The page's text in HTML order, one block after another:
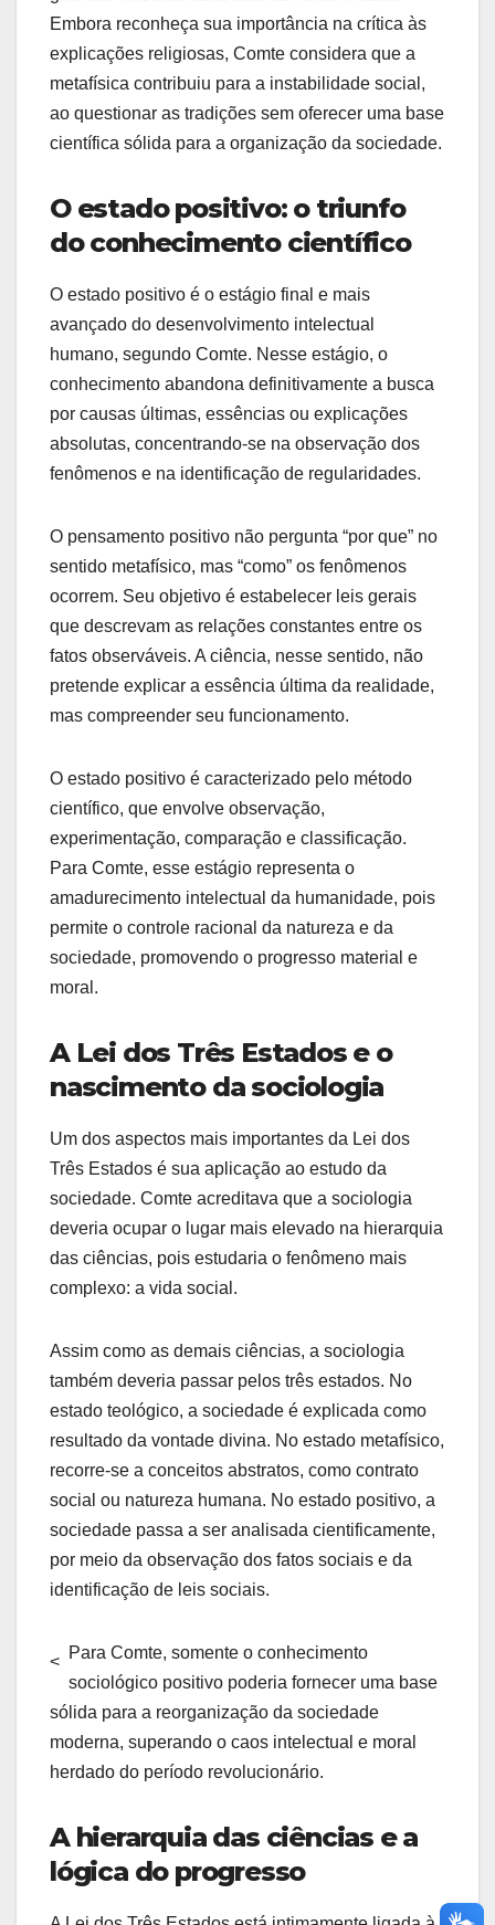
Embora reconheça sua importância na crítica às
explicações religiosas, Comte considera que a
metafísica contribuiu para a instabilidade social,
ao questionar as tradições sem oferecer uma base
científica sólida para a organização da sociedade.
O estado positivo: o triunfo
do conhecimento científico
O estado positivo é o estágio final e mais
avançado do desenvolvimento intelectual
humano, segundo Comte. Nesse estágio, o
conhecimento abandona definitivamente a busca
por causas últimas, essências ou explicações
absolutas, concentrando-se na observação dos
fenômenos e na identificação de regularidades.
O pensamento positivo não pergunta “por que” no
sentido metafísico, mas “como” os fenômenos
ocorrem. Seu objetivo é estabelecer leis gerais
que descrevam as relações constantes entre os
fatos observáveis. A ciência, nesse sentido, não
pretende explicar a essência última da realidade,
mas compreender seu funcionamento.
O estado positivo é caracterizado pelo método
científico, que envolve observação,
experimentação, comparação e classificação.
Para Comte, esse estágio representa o
amadurecimento intelectual da humanidade, pois
permite o controle racional da natureza e da
sociedade, promovendo o progresso material e
moral.
A Lei dos Três Estados e o
nascimento da sociologia
Um dos aspectos mais importantes da Lei dos
Três Estados é sua aplicação ao estudo da
sociedade. Comte acreditava que a sociologia
deveria ocupar o lugar mais elevado na hierarquia
das ciências, pois estudaria o fenômeno mais
complexo: a vida social.
Assim como as demais ciências, a sociologia
também deveria passar pelos três estados. No
estado teológico, a sociedade é explicada como
resultado da vontade divina. No estado metafísico,
recorre-se a conceitos abstratos, como contrato
social ou natureza humana. No estado positivo, a
sociedade passa a ser analisada cientificamente,
por meio da observação dos fatos sociais e da
identificação de leis sociais.
< Para Comte, somente o conhecimento
sociológico positivo poderia fornecer uma base
sólida para a reorganização da sociedade
moderna, superando o caos intelectual e moral
herdado do período revolucionário.
A hierarquia das ciências e a
lógica do progresso